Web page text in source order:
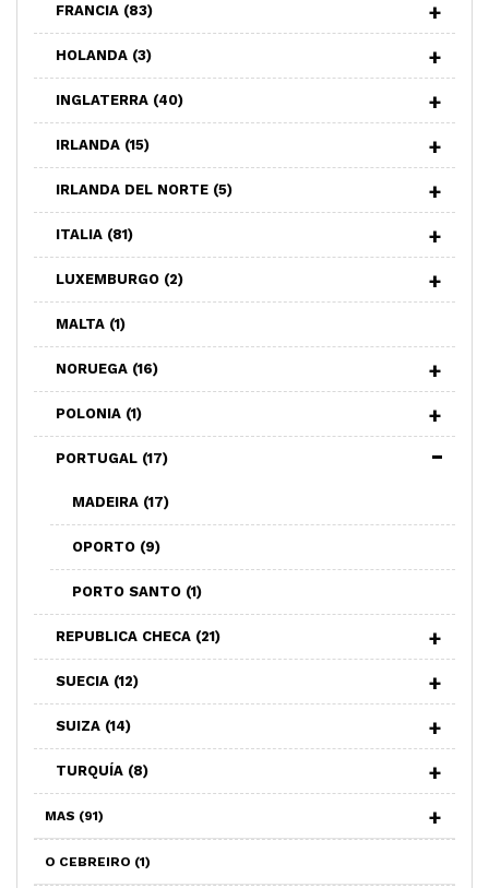
FRANCIA (83)
HOLANDA (3)
INGLATERRA (40)
IRLANDA (15)
IRLANDA DEL NORTE (5)
ITALIA (81)
LUXEMBURGO (2)
MALTA (1)
NORUEGA (16)
POLONIA (1)
PORTUGAL (17)
MADEIRA (17)
OPORTO (9)
PORTO SANTO (1)
REPUBLICA CHECA (21)
SUECIA (12)
SUIZA (14)
TURQUÍA (8)
MAS (91)
O CEBREIRO (1)